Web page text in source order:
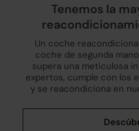
Tenemos la
Un coche
coche de segunda
supera una meticulosa
expertos, cumple con los
y se reacondiciona en